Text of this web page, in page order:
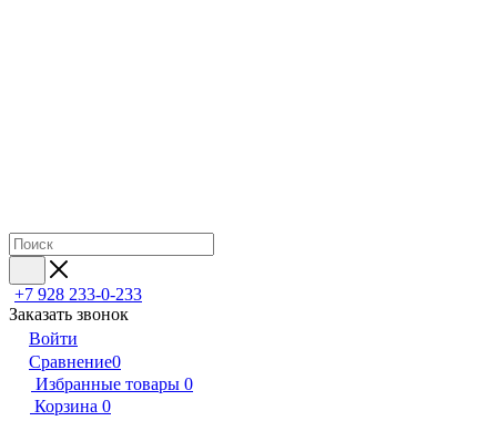
+7 928 233-0-233
Заказать звонок
Войти
Сравнение0
Избранные товары 0
Корзина 0